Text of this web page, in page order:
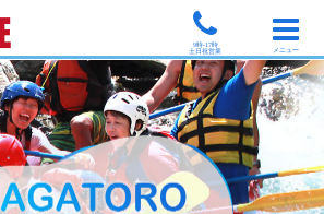
9時-17時
土日祝営業
メニュー